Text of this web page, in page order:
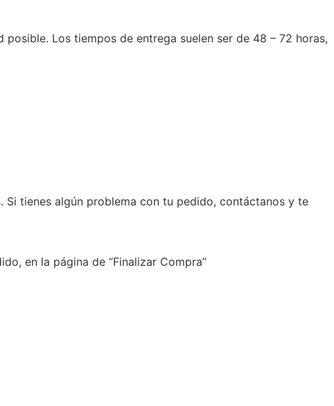
Los tiempos de entrega suelen ser de 48 – 72 horas,
Si tienes algún problema con tu pedido, contáctanos y te
en la página de “Finalizar Compra”